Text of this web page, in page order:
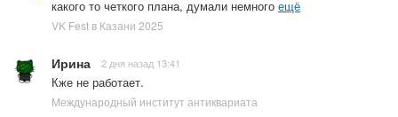
какого то четкого плана, думали немного ещё
VK Fest в Казани 2025
Ирина 2 дня назад 13:41
Кже не работает.
Международный институт антиквариата